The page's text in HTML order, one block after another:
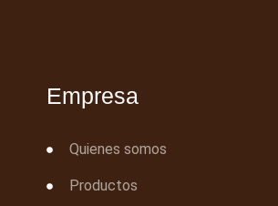
Empresa
Quienes somos
Productos